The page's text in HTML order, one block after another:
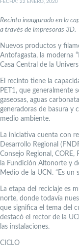
FECHA: 22 ENERO, 2020
Recinto inaugurado en la
a través de impresoras 3D.
Nuevos productos y
Antofagasta, la moderna
Casa Central de la
El recinto tiene la
PET1, que generalmente
gaseosas, aguas
generadoras de basura y
medio ambiente.
La iniciativa cuenta con
Desarrollo Regional
Consejo Regional,
la Fundición Altonorte y
Medio de la UCN. “Es un
La etapa del reciclaje es
norte, donde todavía
que significa el tema del
destacó el rector de la
las instalaciones.
CICLO